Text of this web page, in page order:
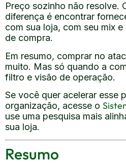
Preço sozinho não resolve.
diferença é encontrar
com sua loja, com seu mix
de compra.
Em resumo, comprar no
muito. Mas só quando a
filtro e visão de operação.
Se você quer acelerar esse
organização, acesse o
use uma pesquisa mais
sua loja.
Resumo